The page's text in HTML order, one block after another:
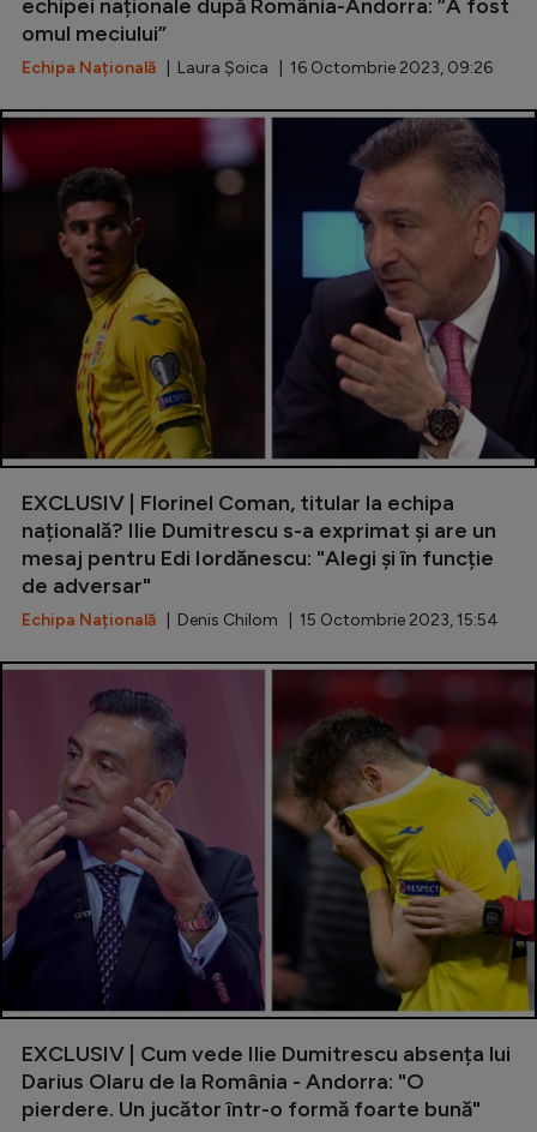
echipei naționale după România-Andorra: ”A fost
omul meciului”
Echipa Națională | Laura Șoica | 16 Octombrie 2023, 09:26
EXCLUSIV | Florinel Coman, titular la echipa
națională? Ilie Dumitrescu s-a exprimat și are un
mesaj pentru Edi Iordănescu: "Alegi și în funcție
de adversar"
Echipa Națională | Denis Chilom | 15 Octombrie 2023, 15:54
EXCLUSIV | Cum vede Ilie Dumitrescu absența lui
Darius Olaru de la România - Andorra: "O
pierdere. Un jucător într-o formă foarte bună"